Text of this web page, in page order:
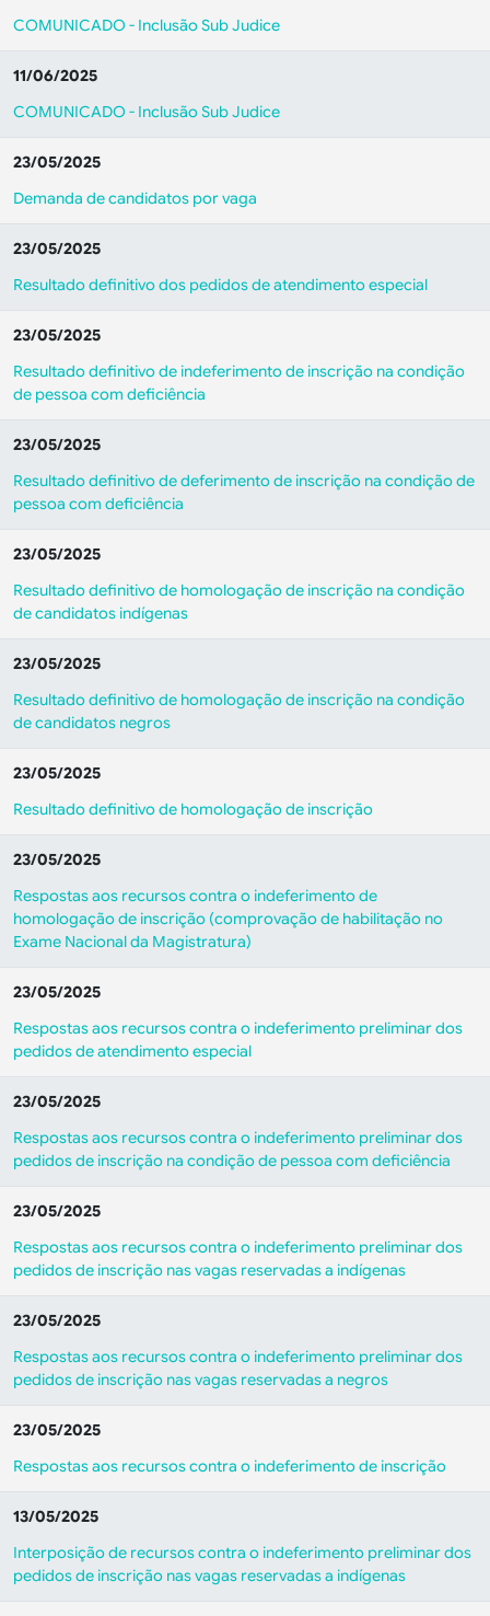
COMUNICADO - Inclusão Sub Judice
11/06/2025
COMUNICADO - Inclusão Sub Judice
23/05/2025
Demanda de candidatos por vaga
23/05/2025
Resultado definitivo dos pedidos de atendimento especial
23/05/2025
Resultado definitivo de indeferimento de inscrição na condição
de pessoa com deficiência
23/05/2025
Resultado definitivo de deferimento de inscrição na condição de
pessoa com deficiência
23/05/2025
Resultado definitivo de homologação de inscrição na condição
de candidatos indígenas
23/05/2025
Resultado definitivo de homologação de inscrição na condição
de candidatos negros
23/05/2025
Resultado definitivo de homologação de inscrição
23/05/2025
Respostas aos recursos contra o indeferimento de
homologação de inscrição (comprovação de habilitação no
Exame Nacional da Magistratura)
23/05/2025
Respostas aos recursos contra o indeferimento preliminar dos
pedidos de atendimento especial
23/05/2025
Respostas aos recursos contra o indeferimento preliminar dos
pedidos de inscrição na condição de pessoa com deficiência
23/05/2025
Respostas aos recursos contra o indeferimento preliminar dos
pedidos de inscrição nas vagas reservadas a indígenas
23/05/2025
Respostas aos recursos contra o indeferimento preliminar dos
pedidos de inscrição nas vagas reservadas a negros
23/05/2025
Respostas aos recursos contra o indeferimento de inscrição
13/05/2025
Interposição de recursos contra o indeferimento preliminar dos
pedidos de inscrição nas vagas reservadas a indígenas